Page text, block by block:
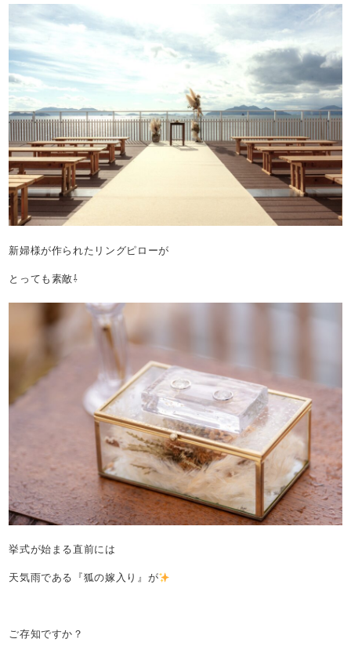
新婦様が作られたリングピローが
とっても素敵⇩
挙式が始まる直前には
天気雨である『狐の嫁入り』が
ご存知ですか？